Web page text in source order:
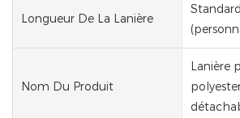
Longueur De La Lanière
Nom Du Produit
Lanière